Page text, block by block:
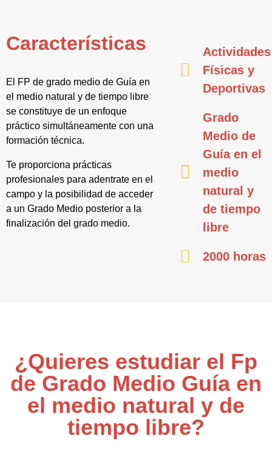
Características
El FP de grado medio de Guía en
el medio natural y de tiempo libre
se constituye de un enfoque
práctico simultáneamente con una
formación técnica.
Te proporciona prácticas
profesionales para adentrate en el
campo y la posibilidad de acceder
a un Grado Medio posterior a la
finalización del grado medio.
Actividades
Físicas y
Deportivas
Grado
Medio de
Guía en el
medio
natural y
de tiempo
libre
2000 horas
¿Quieres estudiar el Fp
de Grado Medio Guía en
el medio natural y de
tiempo libre?